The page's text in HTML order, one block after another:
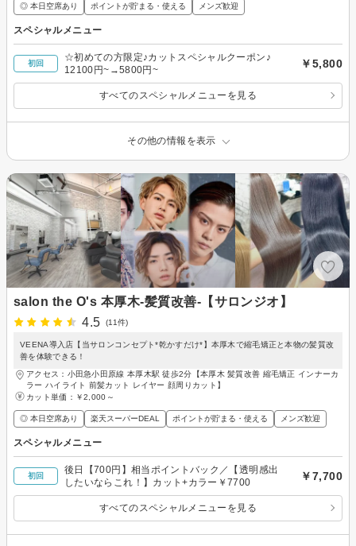
◎ 本日空席あり ポイントが貯まる・使える メンズ歓迎
スペシャルメニュー
初回
☆初めての方限定♪カットスペシャルクーポン♪
12100円~→5800円~
￥5,800
すべてのスペシャルメニューを見る
その他の情報を表示
salon the O's 本厚木-髪質改善-【サロンジオ】
4.5
(11件)
VEENA導入店【当サロンコンセプト*乾かすだけ*】本厚木で縮毛矯正と本物の髪質改
善を体験できる！
アクセス：小田急小田原線 本厚木駅 徒歩2分【本厚木 髪質改善 縮毛矯正 インナーカ
ラー ハイライト 前髪カット レイヤー 顔周りカット】
カット単価： ￥2,000～
◎ 本日空席あり 楽天スーパーDEAL ポイントが貯まる・使える メンズ歓迎
スペシャルメニュー
初回
後日【700円】相当ポイントバック／【透明感出
したいならこれ！】カット+カラー￥7700
￥7,700
すべてのスペシャルメニューを見る